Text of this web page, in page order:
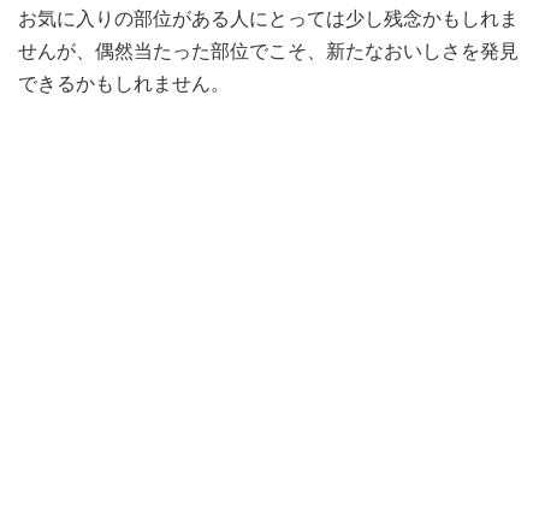
お気に入りの部位がある人にとっては少し残念かもしれま
せんが、偶然当たった部位でこそ、新たなおいしさを発見
できるかもしれません。